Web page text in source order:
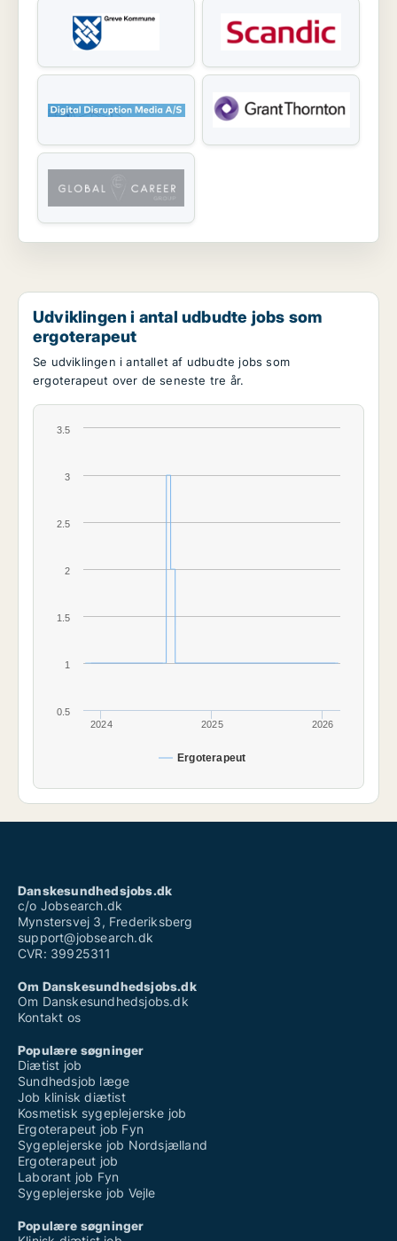
Udviklingen i antal udbudte jobs som
ergoterapeut
Se udviklingen i antallet af udbudte jobs som
ergoterapeut over de seneste tre år.
Ergoterapeut
2024 2025 2026
0.5
1
1.5
2
2.5
3
3.5
Danskesundhedsjobs.dk
c/o Jobsearch.dk
Mynstersvej 3, Frederiksberg
support@jobsearch.dk
CVR: 39925311
Om Danskesundhedsjobs.dk
Om Danskesundhedsjobs.dk
Kontakt os
Populære søgninger
Diætist job
Sundhedsjob læge
Job klinisk diætist
Kosmetisk sygeplejerske job
Ergoterapeut job Fyn
Sygeplejerske job Nordsjælland
Ergoterapeut job
Laborant job Fyn
Sygeplejerske job Vejle
Populære søgninger